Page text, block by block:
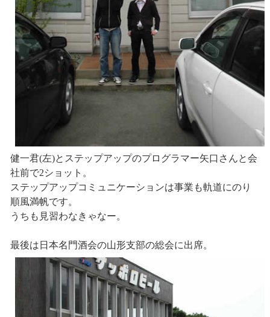
健一君(左)とステップアップのプログラマー矢口さんと会
社前で2ショット。
ステップアップコミュニケーションは事業も軌道にのり
順風満帆です。
うちも見習わなきゃなー。
最後は日本名門酒会の山形支部の総会に出席。